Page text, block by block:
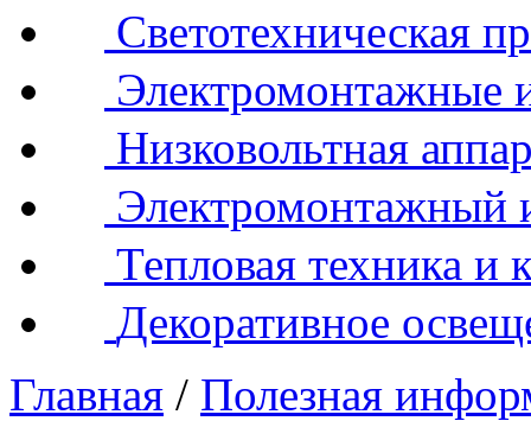
Светотехническая
Электромонтажные
Низковольтная
Электромонтажный
Тепловая техника и
Декоративное
Главная / Полезная